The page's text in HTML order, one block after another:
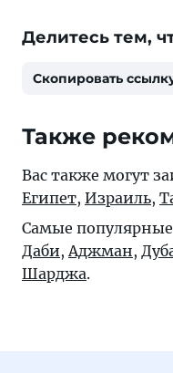
Делитесь тем,
Скопировать
Также
Вас также могут
Египет, Израиль,
Самые
Даби,Аджман,
Шарджа.